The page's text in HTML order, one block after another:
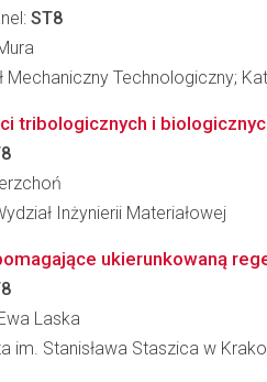
ST8
Mechaniczny Technologiczny;
tribologicznych i
Inżynierii Materiałowej
ukierunkowaną
Laska
im. Stanisława Staszica w